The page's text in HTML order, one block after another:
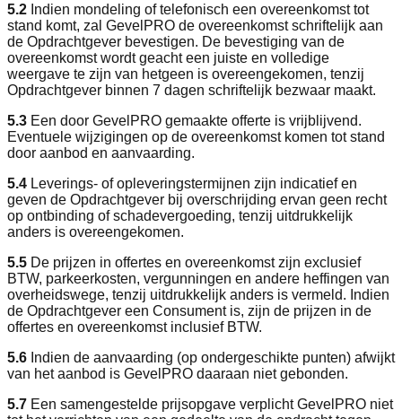
5.2 Indien mondeling of telefonisch een overeenkomst tot
stand komt, zal GevelPRO de overeenkomst schriftelijk aan
de Opdrachtgever bevestigen. De bevestiging van de
overeenkomst wordt geacht een juiste en volledige
weergave te zijn van hetgeen is overeengekomen, tenzij
Opdrachtgever binnen 7 dagen schriftelijk bezwaar maakt.
5.3 Een door GevelPRO gemaakte offerte is vrijblijvend.
Eventuele wijzigingen op de overeenkomst komen tot stand
door aanbod en aanvaarding.
5.4 Leverings- of opleveringstermijnen zijn indicatief en
geven de Opdrachtgever bij overschrijding ervan geen recht
op ontbinding of schadevergoeding, tenzij uitdrukkelijk
anders is overeengekomen.
5.5 De prijzen in offertes en overeenkomst zijn exclusief
BTW, parkeerkosten, vergunningen en andere heffingen van
overheidswege, tenzij uitdrukkelijk anders is vermeld. Indien
de Opdrachtgever een Consument is, zijn de prijzen in de
offertes en overeenkomst inclusief BTW.
5.6 Indien de aanvaarding (op ondergeschikte punten) afwijkt
van het aanbod is GevelPRO daaraan niet gebonden.
5.7 Een samengestelde prijsopgave verplicht GevelPRO niet